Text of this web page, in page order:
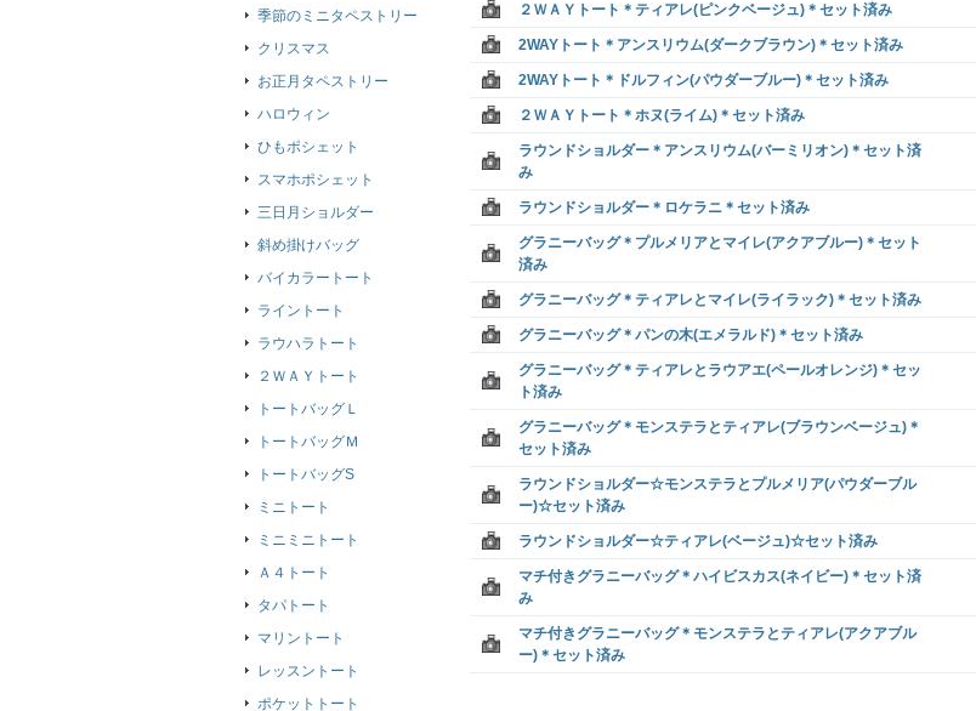
２ＷＡＹトート＊ティアレ(ピンクベージュ)＊セット済み
2WAYトート＊アンスリウム(ダークブラウン)＊セット済み
2WAYトート＊ドルフィン(パウダーブルー)＊セット済み
２ＷＡＹトート＊ホヌ(ライム)＊セット済み
ラウンドショルダー＊アンスリウム(バーミリオン)＊セット済
み
ラウンドショルダー＊ロケラニ＊セット済み
グラニーバッグ＊プルメリアとマイレ(アクアブルー)＊セット
済み
グラニーバッグ＊ティアレとマイレ(ライラック)＊セット済み
グラニーバッグ＊パンの木(エメラルド)＊セット済み
グラニーバッグ＊ティアレとラウアエ(ペールオレンジ)＊セッ
ト済み
グラニーバッグ＊モンステラとティアレ(ブラウンベージュ)＊
セット済み
ラウンドショルダー☆モンステラとプルメリア(パウダーブル
ー)☆セット済み
ラウンドショルダー☆ティアレ(ベージュ)☆セット済み
マチ付きグラニーバッグ＊ハイビスカス(ネイビー)＊セット済
み
マチ付きグラニーバッグ＊モンステラとティアレ(アクアブル
ー)＊セット済み
季節のミニタペストリー
クリスマス
お正月タペストリー
ハロウィン
ひもポシェット
スマホポシェット
三日月ショルダー
斜め掛けバッグ
バイカラートート
ライントート
ラウハラトート
２ＷＡＹトート
トートバッグＬ
トートバッグＭ
トートバッグS
ミニトート
ミニミニトート
Ａ４トート
タパトート
マリントート
レッスントート
ポケットトート